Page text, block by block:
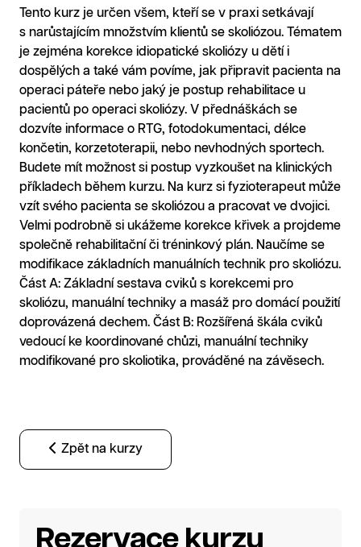
Tento kurz je určen všem, kteří se v praxi setkávají
s narůstajícím množstvím klientů se skoliózou. Tématem
je zejména korekce idiopatické skoliózy u dětí i
dospělých a také vám povíme, jak připravit pacienta na
operaci páteře nebo jaký je postup rehabilitace u
pacientů po operaci skoliózy. V přednáškách se
dozvíte informace o RTG, fotodokumentaci, délce
končetin, korzetoterapii, nebo nevhodných sportech.
Budete mít možnost si postup vyzkoušet na klinických
příkladech během kurzu. Na kurz si fyzioterapeut může
vzít svého pacienta se skoliózou a pracovat ve dvojici.
Velmi podrobně si ukážeme korekce křivek a projdeme
společně rehabilitační či tréninkový plán. Naučíme se
modifikace základních manuálních technik pro skoliózu.
Část A: Základní sestava cviků s korekcemi pro
skoliózu, manuální techniky a masáž pro domácí použití
doprovázená dechem. Část B: Rozšířená škála cviků
vedoucí ke koordinované chůzi, manuální techniky
modifikované pro skoliotika, prováděné na závěsech.
Zpět na kurzy
Rezervace kurzu